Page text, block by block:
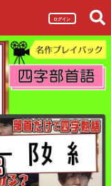
ログイン